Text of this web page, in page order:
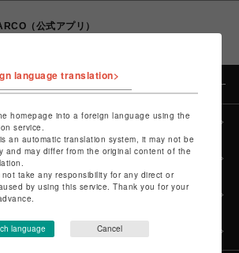
（公式アプリ）
language translation>
homepage into a foreign language using the
service.
an automatic translation system, it may not be
and may differ from the original content of the
take any responsibility for any direct or
by using this service. Thank you for your
language Cancel